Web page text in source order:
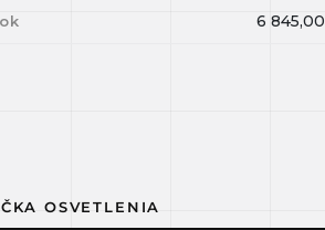
6 845,00
OSVETLENIA